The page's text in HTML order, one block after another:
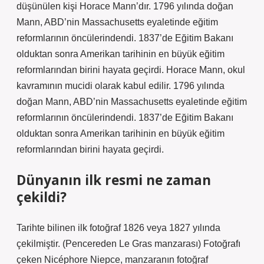
düşünülen kişi Horace Mann’dır. 1796 yılında doğan
Mann, ABD’nin Massachusetts eyaletinde eğitim
reformlarının öncülerindendi. 1837’de Eğitim Bakanı
olduktan sonra Amerikan tarihinin en büyük eğitim
reformlarından birini hayata geçirdi. Horace Mann, okul
kavramının mucidi olarak kabul edilir. 1796 yılında
doğan Mann, ABD’nin Massachusetts eyaletinde eğitim
reformlarının öncülerindendi. 1837’de Eğitim Bakanı
olduktan sonra Amerikan tarihinin en büyük eğitim
reformlarından birini hayata geçirdi.
Dünyanın ilk resmi ne zaman
çekildi?
Tarihte bilinen ilk fotoğraf 1826 veya 1827 yılında
çekilmiştir. (Pencereden Le Gras manzarası) Fotoğrafı
çeken Nicéphore Niepce, manzaranın fotoğraf